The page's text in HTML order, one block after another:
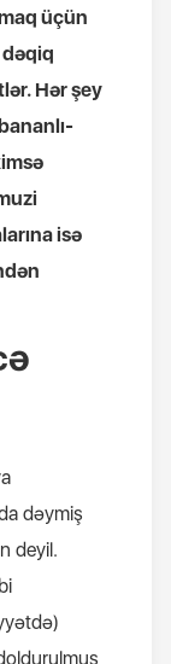
üçün
dəqiq
Hər şey
isə
dəymiş
deyil.